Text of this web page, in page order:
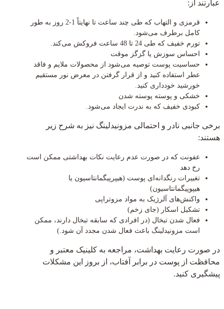
عبارتند از:
قرمزی و التهاب که طی چند ساعت تا نهایتاً 1-2 روز به طور
کامل برطرف می‌شود.
تورم خفیف که طی 24 تا 48 ساعت فروکش می‌کند.
احساس سوزش یا گزگز موقت
حساسیت پوست توصیه می‌شود از محصولات ملایم و فاقد
عطر استفاده کنید و از قرار گرفتن در معرض نور مستقیم
خورشید خودداری کنید.
خشکی و پوسته پوسته شدن
کبودی خفیف که به ندرت ایجاد می‌شود.
برخی جانبی نادر و احتمالی مزونیدلینگ نیز به شرح زیر
هستند:
عفونت که در صورت عدم رعایت نکات بهداشتی ممکن است
رخ دهد
تغییرات رنگدانه‌ای پوست (هیپرپیگمانتاسیون یا
هیپوپیگمانتاسیون)
واکنش‌های آلرژیک به مواد مزوتراپی
تشکیل اسکار (جای زخم)
فعال شدن تبخال (در افرادی که سابقه تبخال دارند، ممکن
است مزونیدلینگ باعث فعال شدن مجدد آن شود.)
در صورت رعایت بهداشت، مراجعه به کلینیک معتبر و
محافظت از پوست در برابر آفتاب، از بروز این مشکلات
پیشگیری کنید.